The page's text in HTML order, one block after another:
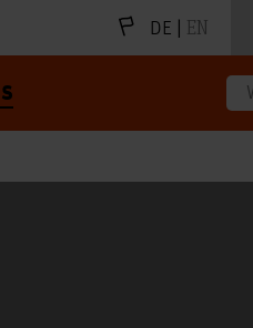
DE | EN